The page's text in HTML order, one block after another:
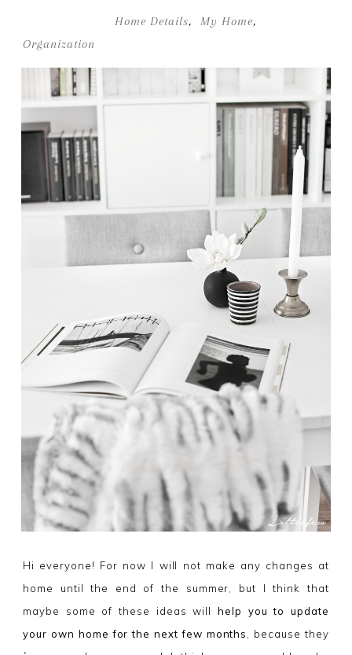
Home Details, My Home,
Organization
Hi everyone! For now I will not make any changes at
home until the end of the summer, but I think that
maybe some of these ideas will help you to update
your own home for the next few months, because they